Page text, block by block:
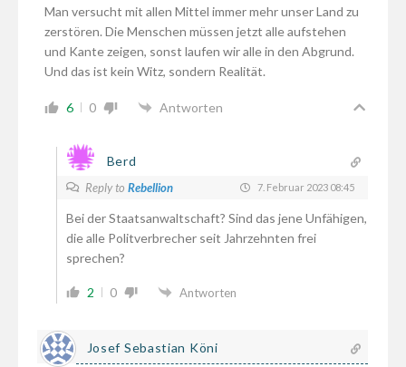
Man versucht mit allen Mittel immer mehr unser Land zu
zerstören. Die Menschen müssen jetzt alle aufstehen
und Kante zeigen, sonst laufen wir alle in den Abgrund.
Und das ist kein Witz, sondern Realität.
6 0 Antworten
Berd
Reply to Rebellion 7. Februar 2023 08:45
Bei der Staatsanwaltschaft? Sind das jene Unfähigen,
die alle Politverbrecher seit Jahrzehnten frei
sprechen?
2 0 Antworten
Josef Sebastian Köni